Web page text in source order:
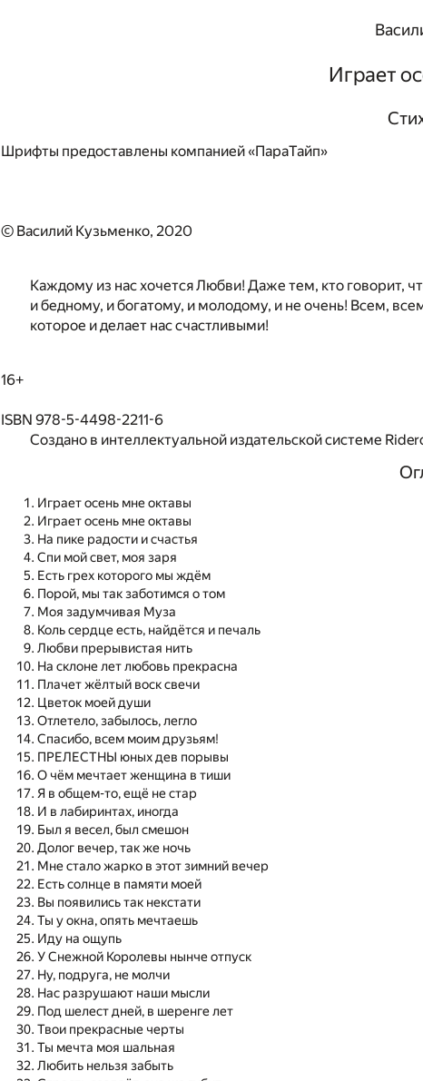
Играет
Шрифты предоставлены компанией «ПараТайп»
© Василий Кузьменко, 2020
Каждому из нас хочется Любви! Даже тем, кто говорит,
и бедному, и богатому, и молодому, и не очень! Всем,
которое и делает нас счастливыми!
16+
ISBN 978-5-4498-2211-6
Создано в интеллектуальной издательской системе
Играет осень мне октавы
Играет осень мне октавы
На пике радости и счастья
Спи мой свет, моя заря
Есть грех которого мы ждём
Порой, мы так заботимся о том
Моя задумчивая Муза
Коль сердце есть, найдётся и печаль
Любви прерывистая нить
На склоне лет любовь прекрасна
Плачет жёлтый воск свечи
Цветок моей души
Отлетело, забылось, легло
Спасибо, всем моим друзьям!
ПРЕЛЕСТНЫ юных дев порывы
О чём мечтает женщина в тиши
Я в общем-то, ещё не стар
И в лабиринтах, иногда
Был я весел, был смешон
Долог вечер, так же ночь
Мне стало жарко в этот зимний вечер
Есть солнце в памяти моей
Вы появились так некстати
Ты у окна, опять мечтаешь
Иду на ощупь
У Снежной Королевы нынче отпуск
Ну, подруга, не молчи
Нас разрушают наши мысли
Под шелест дней, в шеренге лет
Твои прекрасные черты
Ты мечта моя шальная
Любить нельзя забыть